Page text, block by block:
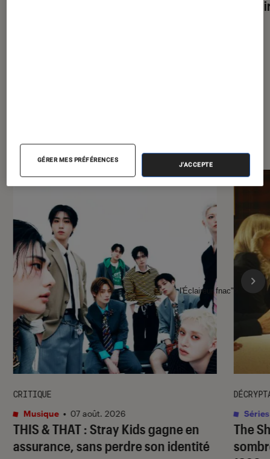
l'Éclaireur FNAC
THIS & THAT: Stray Kids gagne en
assurance, sans perdre son identité
CRITIQUE
Musique • 07 août. 2026
The
Séries
l'Éclaireur fnac">
GÉRER MES PRÉFÉRENCES
J'ACCEPTE